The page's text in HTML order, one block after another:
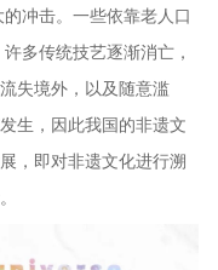
冲击。一些依靠老人口
多传统技艺逐渐消亡，
失境外，以及随意滥
生，因此我国的非遗文
，即对非遗文化进行溯